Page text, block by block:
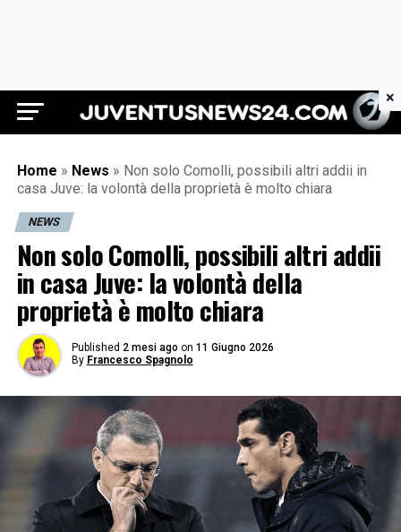
Juventus News 24
Home » News » Non solo Comolli, possibili altri addii in
casa Juve: la volontà della proprietà è molto chiara
NEWS
Non solo Comolli, possibili altri addii
in casa Juve: la volontà della
proprietà è molto chiara
Published 2 mesi ago on 11 Giugno 2026
By Francesco Spagnolo
×